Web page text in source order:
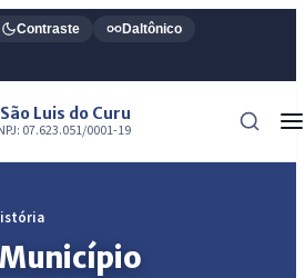
Contraste Daltônico
Luis do Curu
07.623.051/0001-19